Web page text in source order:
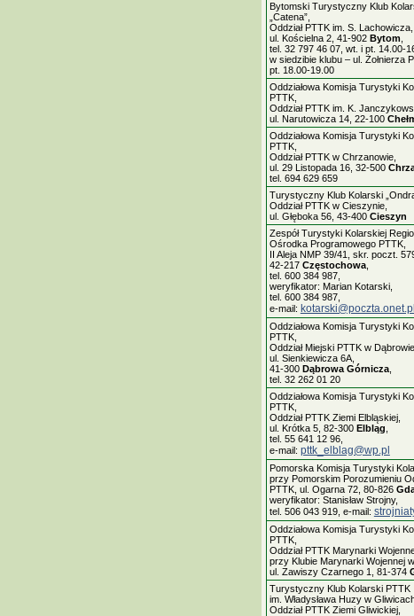
Bytomski Turystyczny Klub
„Catena”,
Oddział PTTK im. S. Lachowicza,
ul. Kościelna 2, 41-902 Bytom
tel. 32 797 46 07, wt. i pt. 14.00-
w siedzibie klubu – ul. Żołnierza
pt. 18.00-19.00
Oddziałowa Komisja Turystyki
PTTK,
Oddział PTTK im. K.
ul. Narutowicza 14, 22-100
Oddziałowa Komisja Turystyki
PTTK,
Oddział PTTK w Chrzanowie,
ul. 29 Listopada 16, 32-500
tel. 694 629 659
Turystyczny Klub Kolarski
Oddział PTTK w Cieszynie,
ul. Głęboka 56, 43-400 Cieszyn
Zespół Turystyki Kolarskiej
Ośrodka Programowego PTTK,
II Aleja NMP 39/41, skr. poczt.
42-217 Częstochowa,
tel. 600 384 987,
weryfikator: Marian Kotarski,
tel. 600 384 987,
e-mail: kotarski@poczta.onet.pl
Oddziałowa Komisja Turystyki
PTTK,
Oddział Miejski PTTK w
ul. Sienkiewicza 6A,
41-300 Dąbrowa Górnicza,
tel. 32 262 01 20
Oddziałowa Komisja Turystyki
PTTK,
Oddział PTTK Ziemi Elbląskiej,
ul. Krótka 5, 82-300 Elbląg
tel. 55 641 12 96,
e-mail: pttk_elblag@wp.pl
Pomorska Komisja Turystyki
przy Pomorskim Porozumieniu
PTTK, ul. Ogarna 72, 80-826
weryfikator: Stanisław Strojny,
tel. 506 043 919, e-mail:
Oddziałowa Komisja Turystyki
PTTK,
Oddział PTTK Marynarki
przy Klubie Marynarki Wojennej
ul. Zawiszy Czarnego 1, 81-374
Turystyczny Klub Kolarski PTTK
im. Władysława Huzy w
Oddział PTTK Ziemi Gliwickiej,